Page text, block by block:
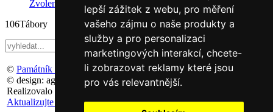
lepší zážitek z webu, pro měření
vašeho zájmu o naše produkty a
služby a pro personalizaci
marketingových interakcí, chcete-
li zobrazovat reklamy které jsou
pro vás relevantnější.
Zvoleněves
106Tábory
© Památník Terezín
, 2011
© design: agemy s.r.o,Studio ThD, 2011
Realizovalo studio:
WebSite21
v roce 2016
Aktualizujte předvolby souborů cookie